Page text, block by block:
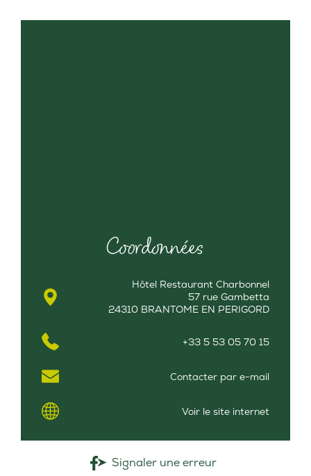
Coordonnées
Hôtel Restaurant Charbonnel
57 rue Gambetta
24310 BRANTOME EN PERIGORD
+33 5 53 05 70 15
Contacter par e-mail
Voir le site internet
Signaler une erreur